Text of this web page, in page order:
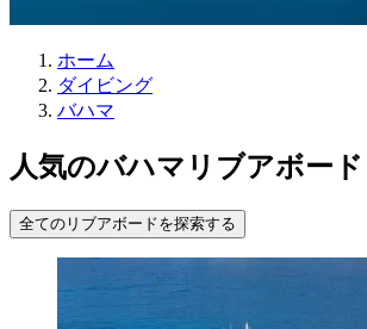
ホーム
ダイビング
バハマ
人気のバハマリブアボード
全てのリブアボードを探索する